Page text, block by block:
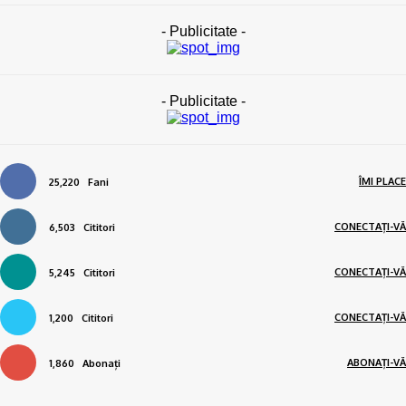
- Publicitate -
- Publicitate -
25,220 Fani ÎMI PLACE
6,503 Cititori CONECTAȚI-VĂ
5,245 Cititori CONECTAȚI-VĂ
1,200 Cititori CONECTAȚI-VĂ
1,860 Abonați ABONAȚI-VĂ